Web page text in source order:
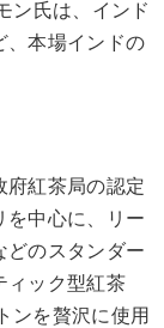
ン氏は、インド
、本場インドの
府紅茶局の認定
を中心に、リー
どのスタンダー
ィック型紅茶
ンを贅沢に使用